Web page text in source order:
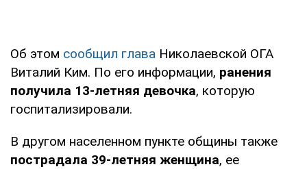
Об этом сообщил глава Николаевской ОГА
Виталий Ким. По его информации, ранения
получила 13-летняя девочка, которую
госпитализировали.
В другом населенном пункте общины также
пострадала 39-летняя женщина, ее